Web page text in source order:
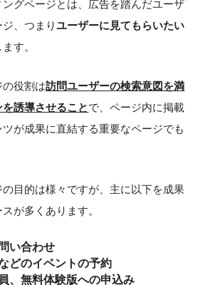
グページとは、広告を踏んだユーザ
、つまりユーザーに見てもらいたい
す。
の役割は訪問ユーザーの検索意図を満
誘導させることで、ページ内に掲載
が成果に直結する重要なページでも
目的は様々ですが、主に以下を成果
が多くあります。
い合わせ
どのイベントの予約
、無料体験版への申込み